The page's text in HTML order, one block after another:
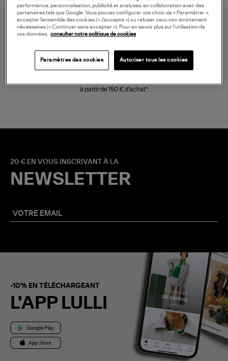
à partir de 150 € d'achat*
20 € EN VOUS INSCRIVANT À LA
NEWSLETTER
-10% EN TÉLÉCHARGEANT
L'APP LULLI
performance, personnalisation, publicité et analyses, en collaboration avec des
partenaires tels que Google. Vous pouvez configurer vos choix via « Paramétrer »,
accepter l’ensemble des cookies (« J’accepte ») ou refuser ceux non strictement
nécessaires (« Continuer sans accepter »). Pour en savoir plus sur l’utilisation de
vos données, consulter notre politique de cookies
Paramètres des cookies Autoriser tous les cookies